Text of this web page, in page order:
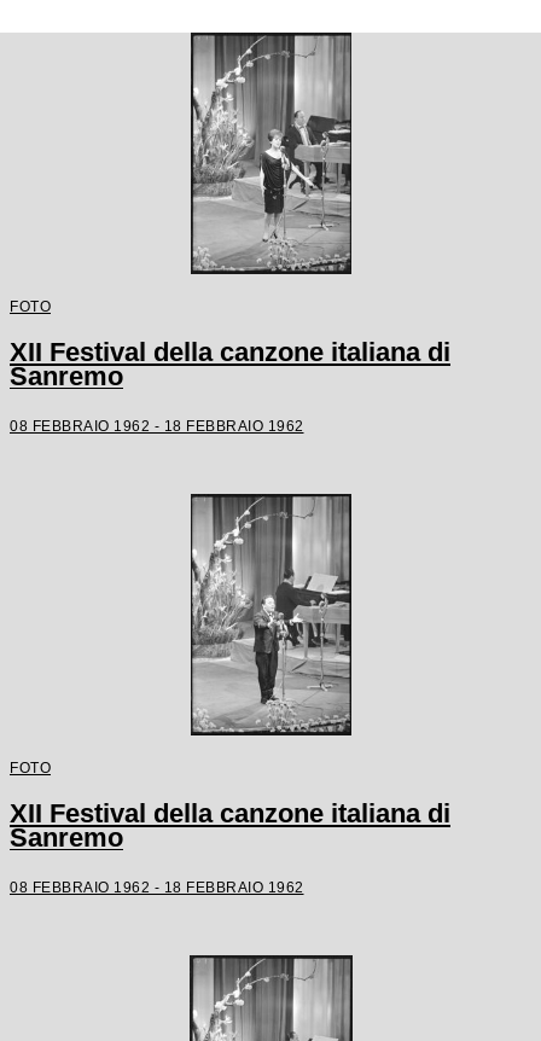
FOTO
XII Festival della canzone italiana di
Sanremo
08 FEBBRAIO 1962 - 18 FEBBRAIO 1962
FOTO
XII Festival della canzone italiana di
Sanremo
08 FEBBRAIO 1962 - 18 FEBBRAIO 1962